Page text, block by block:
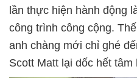
lần thực hiện hành động
công trình công cộng.
anh chàng mới chỉ ghé
Scott Matt lại dốc hết tâm